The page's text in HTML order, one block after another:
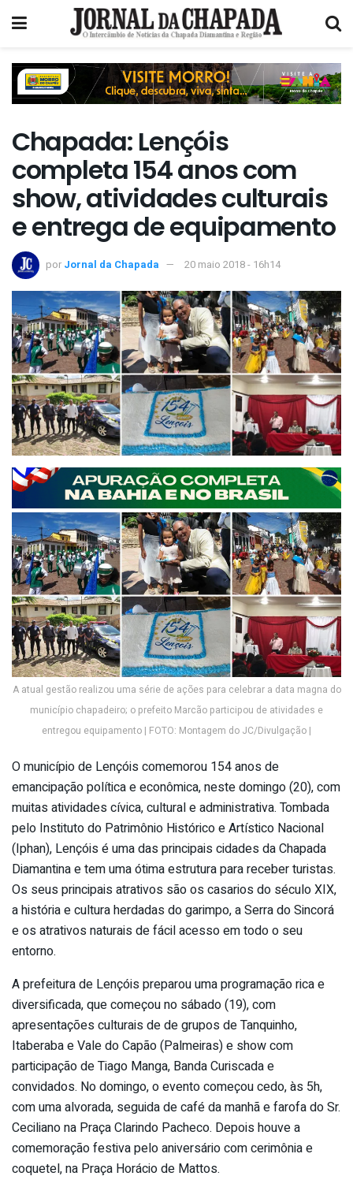
Chapada: Lençóis
completa 154 anos com
show, atividades culturais
e entrega de equipamento
por Jornal da Chapada 20 maio 2018 - 16h14
A atual gestão realizou uma série de ações para celebrar a data magna do
município chapadeiro; o prefeito Marcão participou de atividades e
entregou equipamento | FOTO: Montagem do JC/Divulgação |
O município de Lençóis comemorou 154 anos de
emancipação política e econômica, neste domingo (20), com
muitas atividades cívica, cultural e administrativa. Tombada
pelo Instituto do Patrimônio Histórico e Artístico Nacional
(Iphan), Lençóis é uma das principais cidades da Chapada
Diamantina e tem uma ótima estrutura para receber turistas.
Os seus principais atrativos são os casarios do século XIX,
a história e cultura herdadas do garimpo, a Serra do Sincorá
e os atrativos naturais de fácil acesso em todo o seu
entorno.
A prefeitura de Lençóis preparou uma programação rica e
diversificada, que começou no sábado (19), com
apresentações culturais de de grupos de Tanquinho,
Itaberaba e Vale do Capão (Palmeiras) e show com
participação de Tiago Manga, Banda Curiscada e
convidados. No domingo, o evento começou cedo, às 5h,
com uma alvorada, seguida de café da manhã e farofa do Sr.
Ceciliano na Praça Clarindo Pacheco. Depois houve a
comemoração festiva pelo aniversário com cerimônia e
coquetel, na Praça Horácio de Mattos.